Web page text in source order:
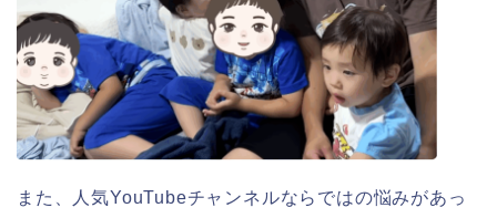
また、人気YouTubeチャンネルならではの悩みがあっ